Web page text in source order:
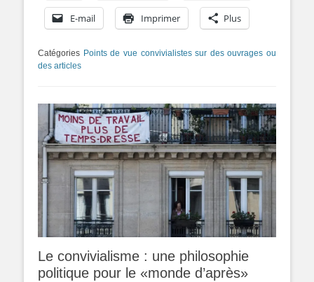
E-mail Imprimer Plus
Catégories Points de vue convivialistes sur des ouvrages ou
des articles
Le convivialisme : une philosophie
politique pour le «monde d’après»